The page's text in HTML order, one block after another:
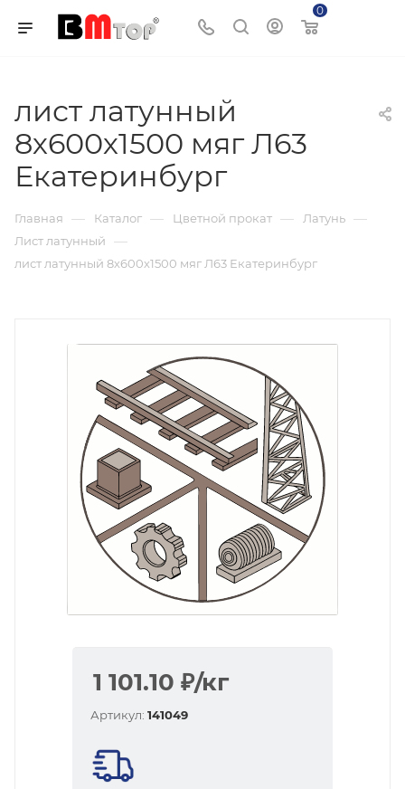
0
лист латунный
8х600х1500 мяг Л63
Екатеринбург
Главная — Каталог — Цветной прокат — Латунь —
Лист латунный —
лист латунный 8х600х1500 мяг Л63 Екатеринбург
1 101.10 ₽/кг
Артикул: 141049